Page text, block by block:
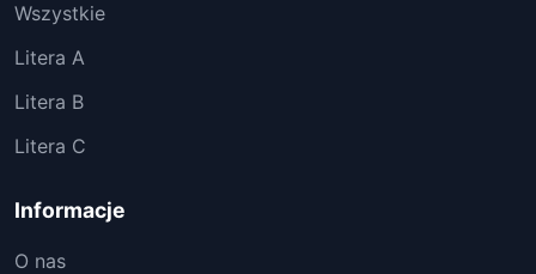
Wszystkie
Litera A
Litera B
Litera C
Informacje
O nas